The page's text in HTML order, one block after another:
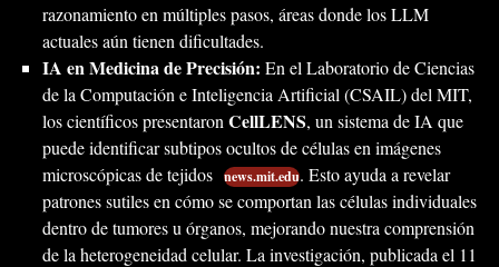
razonamiento en múltiples pasos, áreas donde los LLM
actuales aún tienen dificultades.
IA en Medicina de Precisión: En el Laboratorio de Ciencias
de la Computación e Inteligencia Artificial (CSAIL) del MIT,
los científicos presentaron CellLENS, un sistema de IA que
puede identificar subtipos ocultos de células en imágenes
microscópicas de tejidos news.mit.edu. Esto ayuda a revelar
patrones sutiles en cómo se comportan las células individuales
dentro de tumores u órganos, mejorando nuestra comprensión
de la heterogeneidad celular. La investigación, publicada el 11